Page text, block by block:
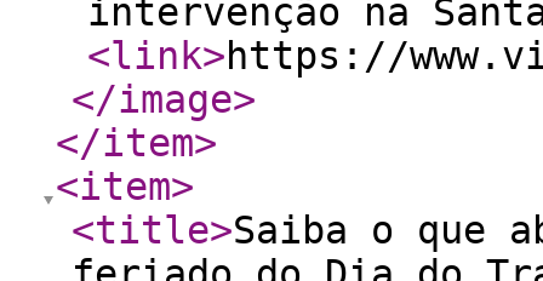
intervenção na
<link>https://
</image>
</item>
<item>
<title>Saiba o que